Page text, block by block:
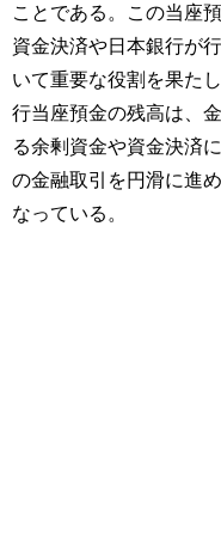
ことである。この当座
資金決済や日本銀行が
いて重要な役割を果た
行当座預金の残高は、
る余剰資金や資金決済
の金融取引を円滑に進
なっている。